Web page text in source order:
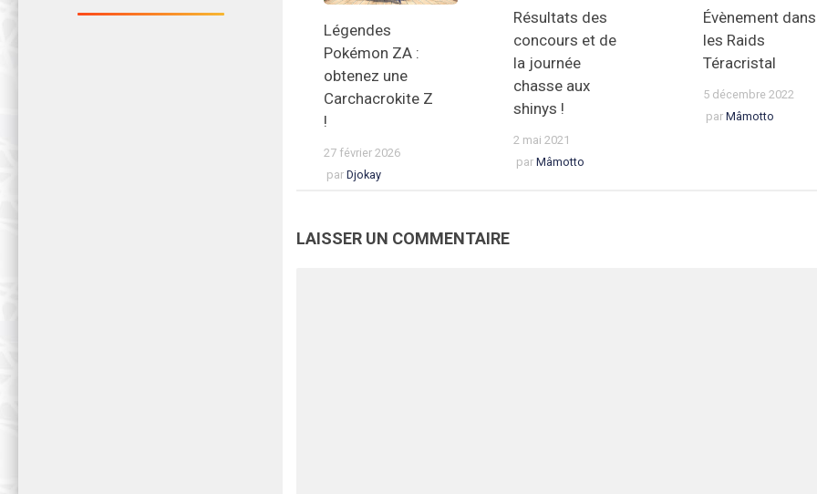
Légendes
Pokémon ZA :
obtenez une
Carchacrokite Z
!
27 février 2026
par Djokay
Résultats des
concours et de
la journée
chasse aux
shinys !
2 mai 2021
par Mâmotto
Évènement dans
les Raids
Téracristal
5 décembre 2022
par Mâmotto
LAISSER UN COMMENTAIRE